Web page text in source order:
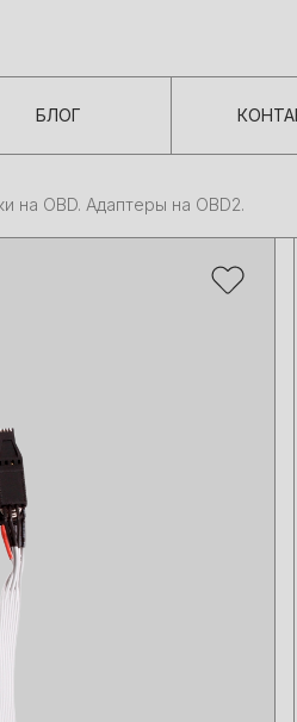
БЛОГ
на OBD. Адаптеры на OBD2.